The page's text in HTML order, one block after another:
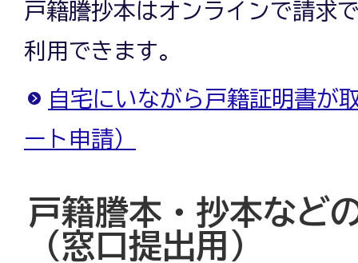
戸籍謄抄本はオンラインで請求
利用できます。
自宅にいながら戸籍証明書が
ート申請）
戸籍謄本・抄本など
（窓口提出用）